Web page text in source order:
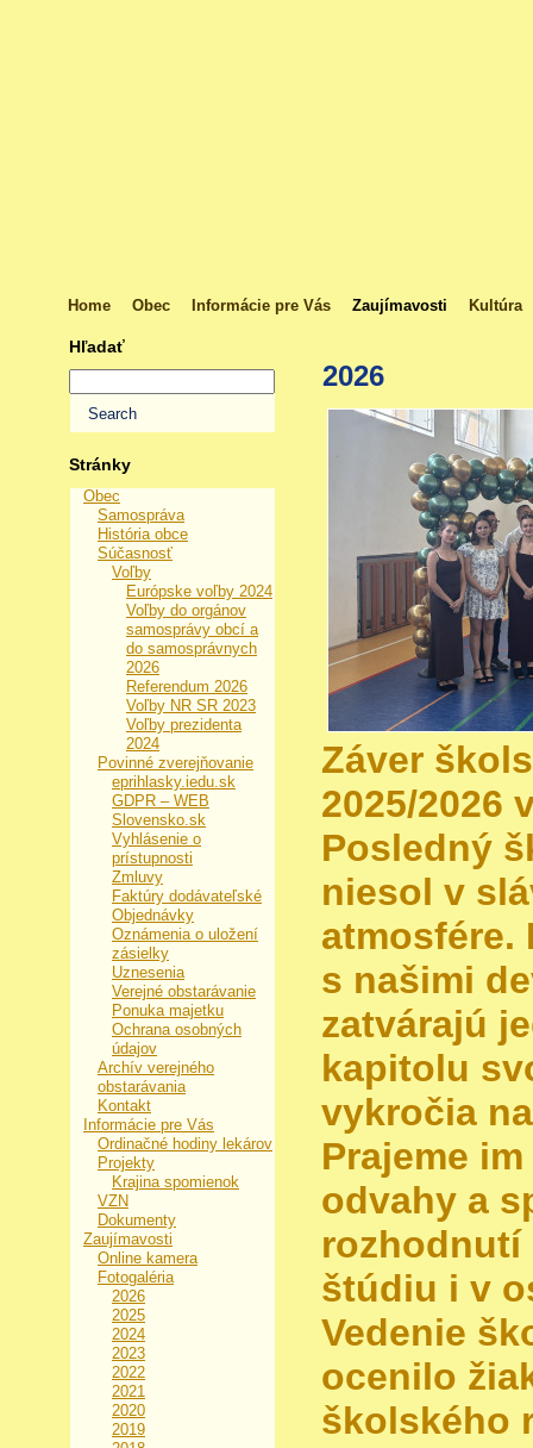
Home Obec Informácie pre Vás Zaujímavosti Kultúra
Hľadať
Stránky
Obec
Samospráva
História obce
Súčasnosť
Voľby
Európske voľby 2024
Voľby do orgánov
samosprávy obcí a
do samosprávnych
2026
Referendum 2026
Voľby NR SR 2023
Voľby prezidenta
2024
Povinné zverejňovanie
eprihlasky.iedu.sk
GDPR – WEB
Slovensko.sk
Vyhlásenie o
prístupnosti
Zmluvy
Faktúry dodávateľské
Objednávky
Oznámenia o uložení
zásielky
Uznesenia
Verejné obstarávanie
Ponuka majetku
Ochrana osobných
údajov
Archív verejného
obstarávania
Kontakt
Informácie pre Vás
Ordinačné hodiny lekárov
Projekty
Krajina spomienok
VZN
Dokumenty
Zaujímavosti
Online kamera
Fotogaléria
2026
2025
2024
2023
2022
2021
2020
2019
2026
Záver
2025/2026
Posledný
niesol v
atmosfére.
s našimi
zatvárajú
kapitolu
vykročia
Prajeme
odvahy a
rozhodnutí
štúdiu i v
Vedenie
ocenilo
školského